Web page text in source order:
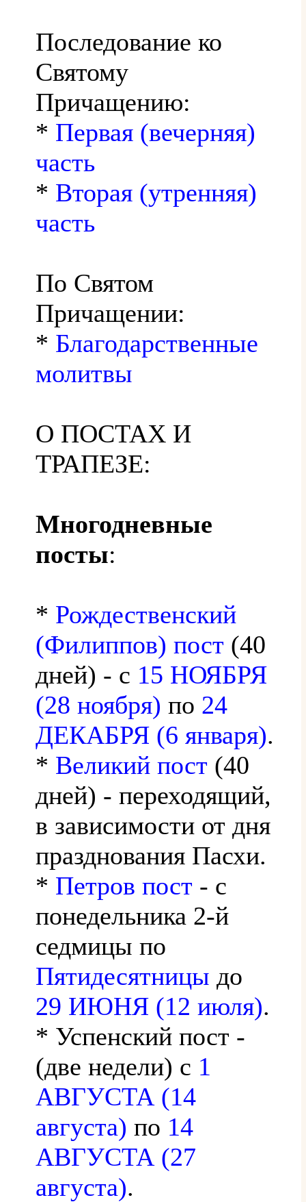
Последование ко
Святому
Причащению:
* Первая (вечерняя)
часть
* Вторая (утренняя)
часть
По Святом
Причащении:
* Благодарственные
молитвы
О ПОСТАХ И
ТРАПЕЗЕ:
Многодневные
посты:
* Рождественский
(Филиппов) пост (40
дней) - с 15 НОЯБРЯ
(28 ноября) по 24
ДЕКАБРЯ (6 января).
* Великий пост (40
дней) - переходящий,
в зависимости от дня
празднования Пасхи.
* Петров пост - с
понедельника 2-й
седмицы по
Пятидесятницы до
29 ИЮНЯ (12 июля).
* Успенский пост -
(две недели) с 1
АВГУСТА (14
августа) по 14
АВГУСТА (27
августа).